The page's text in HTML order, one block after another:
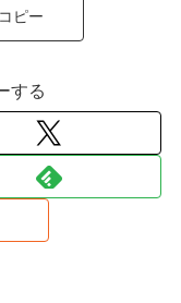
コピー
する